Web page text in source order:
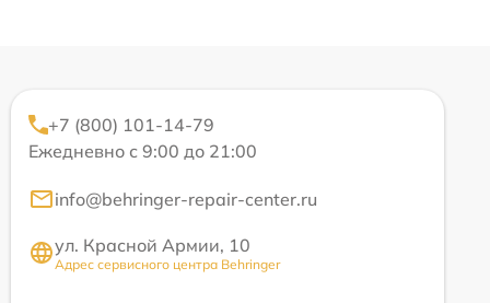
+7 (800) 101-14-79
Ежедневно с 9:00 до 21:00
info@behringer-repair-center.ru
ул. Красной Армии, 10
Адрес сервисного центра Behringer